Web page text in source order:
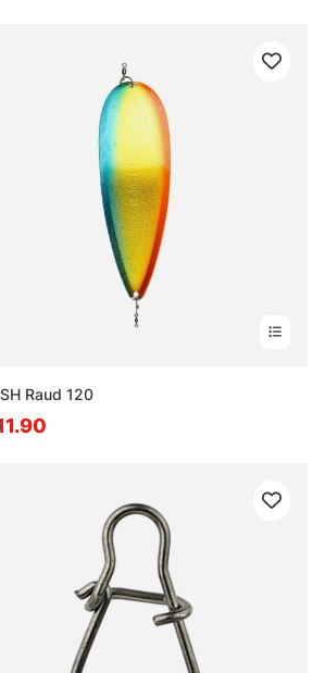
Raud 120